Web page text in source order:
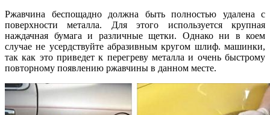
Ржавчина беспощадно должна быть полностью удалена с
поверхности металла. Для этого используется крупная
наждачная бумага и различные щетки. Однако ни в коем
случае не усердствуйте абразивным кругом шлиф. машинки,
так как это приведет к перегреву металла и очень быстрому
повторному появлению ржавчины в данном месте.